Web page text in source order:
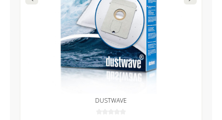
DUSTWAVE